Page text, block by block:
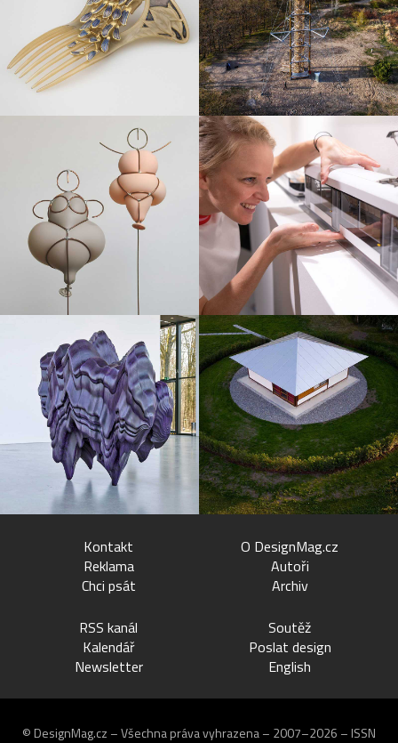
Kontakt
Reklama
Chci psát
O DesignMag.cz
Autoři
Archiv
RSS kanál
Kalendář
Newsletter
Soutěž
Poslat design
English
© DesignMag.cz – Všechna práva vyhrazena – 2007–2026 – ISSN